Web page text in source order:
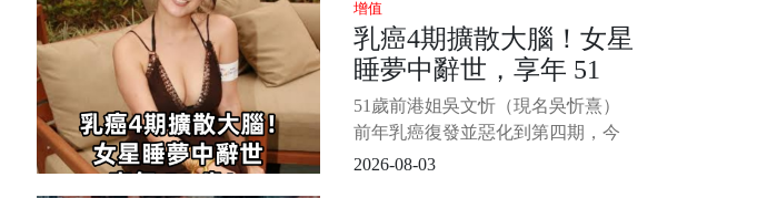
億）。 為了翻身，45歲的她不惜接
拍[大尺度]電影，轟動全城。 如今62
歲的她回看半生，坦言最後悔的就
是嫁給鍾鎮濤。 1/8
增值
乳癌4期擴散大腦！女星
睡夢中辭世，享年 51
歲！2愛女悲慟送別...
51歲前港姐吳文忻（現名吳忻熹）
前年乳癌復發並惡化到第四期，今
家屬於她社群宣佈辭世噩耗：「致
2026-08-03